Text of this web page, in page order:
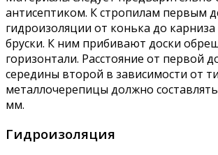
антисептиком. К стропилам первым
гидроизоляции от конька до
бруски. К ним прибивают доски
горизонтали. Расстояние от первой
середины второй в зависимости от
металлочерепицы должно
мм.
Гидроизоляция